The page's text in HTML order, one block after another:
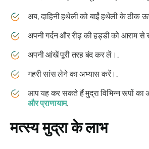
अब, दाहिनी हथेली को बाईं हथेली के ठीक
अपनी गर्दन और रीढ़ की हड्डी को आराम से
अपनी आंखें पूरी तरह बंद कर लें।.
गहरी सांस लेने का अभ्यास करें।.
आप यह कर सकते हैंमुद्राविभिन्न रूपों
औरप्राणायाम.
मत्स्य मुद्राके लाभ